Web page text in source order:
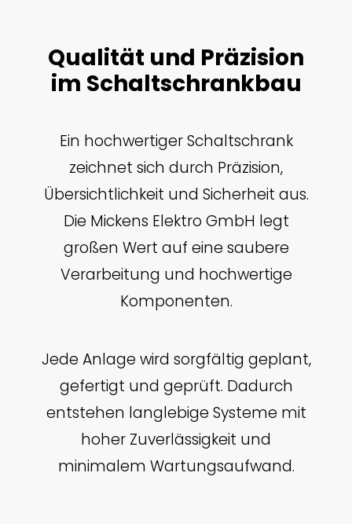
Qualität und Präzision
im Schaltschrankbau
Ein hochwertiger Schaltschrank
zeichnet sich durch Präzision,
Übersichtlichkeit und Sicherheit aus.
Die Mickens Elektro GmbH legt
großen Wert auf eine saubere
Verarbeitung und hochwertige
Komponenten.
Jede Anlage wird sorgfältig geplant,
gefertigt und geprüft. Dadurch
entstehen langlebige Systeme mit
hoher Zuverlässigkeit und
minimalem Wartungsaufwand.